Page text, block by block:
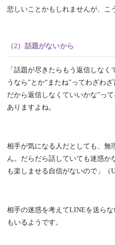
悲しいことかもしれませんが、こ
（2）話題がないから
「話題が尽きたらもう返信しな
うなら”とか“またね”ってわざわ
だから返信しなくていいかな”っ
ありますよね。
相手が気になる人だとしても、無
ん。だらだら話していても迷惑か
も楽しませる自信がないので」（
相手の迷惑を考えてLINEを送ら
もいるようです。